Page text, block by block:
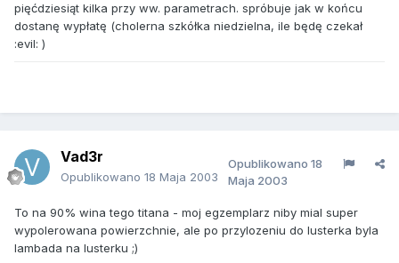
pięćdziesiąt kilka przy ww. parametrach. spróbuje jak w końcu
dostanę wypłatę (cholerna szkółka niedzielna, ile będę czekał
:evil: )
Vad3r
Opublikowano 18 Maja 2003
Opublikowano 18
Maja 2003
To na 90% wina tego titana - moj egzemplarz niby mial super
wypolerowana powierzchnie, ale po przylozeniu do lusterka byla
lambada na lusterku ;)